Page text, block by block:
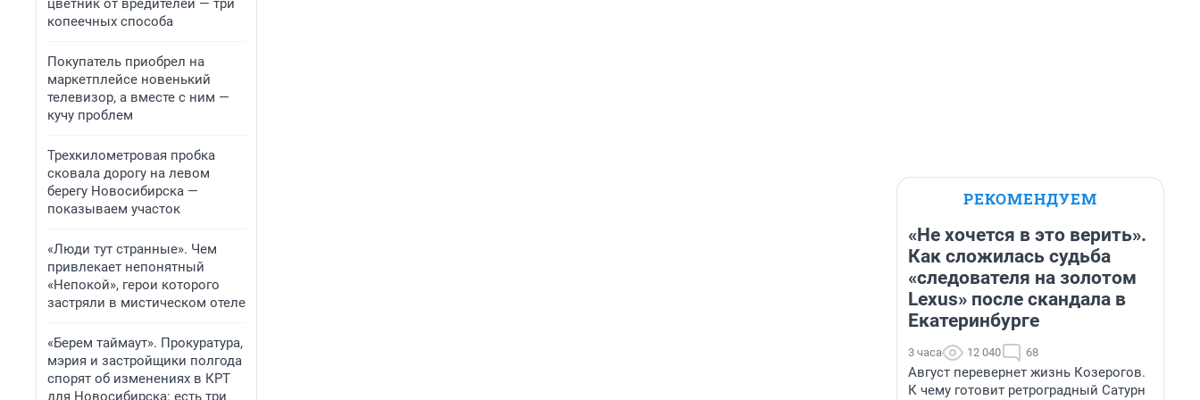
цветник от вредителей — три
копеечных способа
Покупатель приобрел на
маркетплейсе новенький
телевизор, а вместе с ним —
кучу проблем
Трехкилометровая пробка
сковала дорогу на левом
берегу Новосибирска —
показываем участок
«Люди тут странные». Чем
привлекает непонятный
«Непокой», герои которого
застряли в мистическом отеле
«Берем таймаут». Прокуратура,
мэрия и застройщики полгода
спорят об изменениях в КРТ
для Новосибирска: есть три
РЕКОМЕНДУЕМ
«Не хочется в это верить».
Как сложилась судьба
«следователя на золотом
Lexus» после скандала в
Екатеринбурге
3 часа 12 040 68
Август перевернет жизнь Козерогов.
К чему готовит ретроградный Сатурн